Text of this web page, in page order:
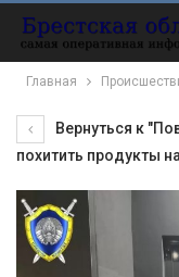
Главная
Вернуться к
похитить продукты